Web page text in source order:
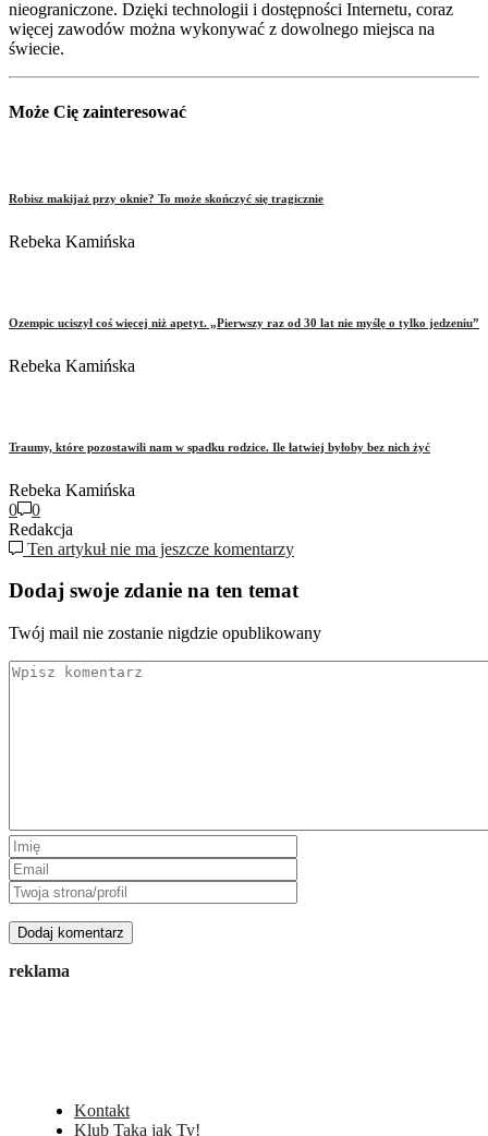
nieograniczone. Dzięki technologii i dostępności Internetu, coraz
więcej zawodów można wykonywać z dowolnego miejsca na
świecie.
Może Cię zainteresować
Robisz makijaż przy oknie? To może skończyć się tragicznie
Rebeka Kamińska
Ozempic uciszył coś więcej niż apetyt. „Pierwszy raz od 30 lat nie myślę o tylko jedzeniu”
Rebeka Kamińska
Traumy, które pozostawili nam w spadku rodzice. Ile łatwiej byłoby bez nich żyć
Rebeka Kamińska
0
0
Redakcja
Ten artykuł nie ma jeszcze komentarzy
Dodaj swoje zdanie na ten temat
Twój mail nie zostanie nigdzie opublikowany
reklama
Kontakt
Klub Taka jak Ty!